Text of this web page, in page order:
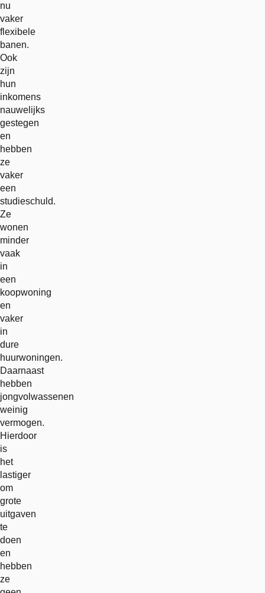
nu
vaker
flexibele
banen.
Ook
zijn
hun
inkomens
nauwelijks
gestegen
en
hebben
ze
vaker
een
studieschuld.
Ze
wonen
minder
vaak
in
een
koopwoning
en
vaker
in
dure
huurwoningen.
Daarnaast
hebben
jongvolwassenen
weinig
vermogen.
Hierdoor
is
het
lastiger
om
grote
uitgaven
te
doen
en
hebben
ze